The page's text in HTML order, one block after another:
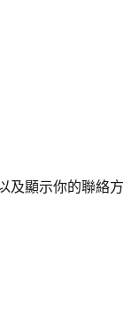
及顯示你的聯絡方